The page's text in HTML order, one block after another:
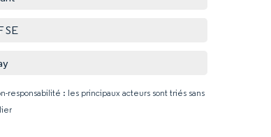
SE
responsabilité : les principaux acteurs sont triés sans